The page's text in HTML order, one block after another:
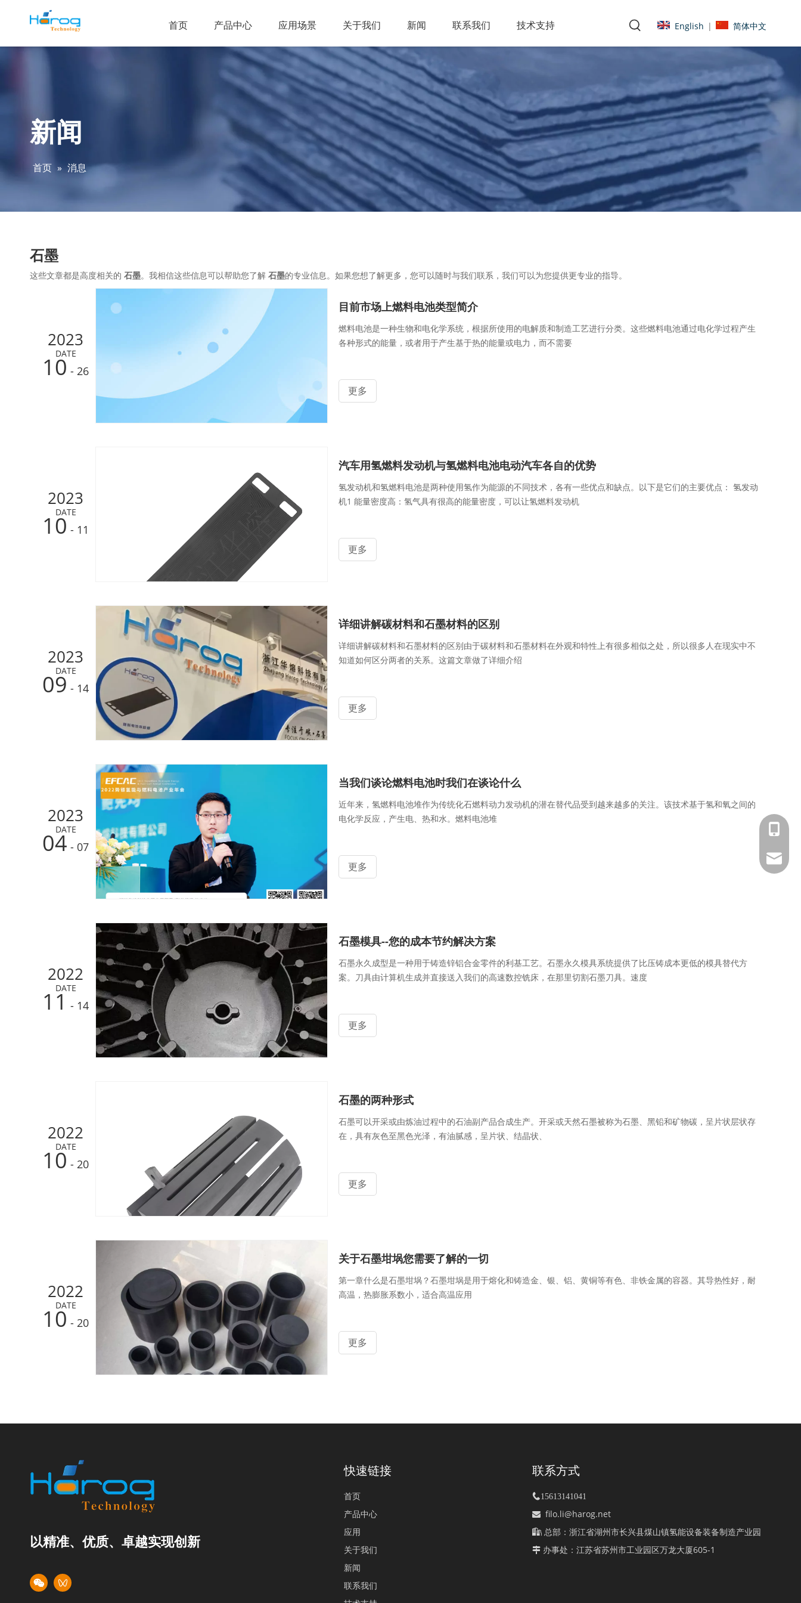
首页 产品中心 应用场景 关于我们 新闻 联系我们 技术支持 English | 简体中文
新闻
首页 » 消息
石墨
这些文章都是高度相关的 石墨。我相信这些信息可以帮助您了解 石墨的专业信息。如果您想了解更多，您可以随时与我们联系，我们可以为您提供更专业的指导。
2023
DATE
10 - 26
目前市场上燃料电池类型简介
燃料电池是一种生物和电化学系统，根据所使用的电解质和制造工艺进行分类。这些燃料电池通过电化学过程产生
各种形式的能量，或者用于产生基于热的能量或电力，而不需要
更多
2023
DATE
10 - 11
汽车用氢燃料发动机与氢燃料电池电动汽车各自的优势
氢发动机和氢燃料电池是两种使用氢作为能源的不同技术，各有一些优点和缺点。以下是它们的主要优点： 氢发动
机1 能量密度高：氢气具有很高的能量密度，可以让氢燃料发动机
更多
2023
DATE
09 - 14
详细讲解碳材料和石墨材料的区别
详细讲解碳材料和石墨材料的区别由于碳材料和石墨材料在外观和特性上有很多相似之处，所以很多人在现实中不
知道如何区分两者的关系。这篇文章做了详细介绍
更多
2023
DATE
04 - 07
当我们谈论燃料电池时我们在谈论什么
近年来，氢燃料电池堆作为传统化石燃料动力发动机的潜在替代品受到越来越多的关注。该技术基于氢和氧之间的
电化学反应，产生电、热和水。燃料电池堆
更多
2022
DATE
11 - 14
石墨模具--您的成本节约解决方案
石墨永久成型是一种用于铸造锌铝合金零件的利基工艺。石墨永久模具系统提供了比压铸成本更低的模具替代方
案。刀具由计算机生成并直接送入我们的高速数控铣床，在那里切割石墨刀具。速度
更多
2022
DATE
10 - 20
石墨的两种形式
石墨可以开采或由炼油过程中的石油副产品合成生产。开采或天然石墨被称为石墨、黑铅和矿物碳，呈片状层状存
在，具有灰色至黑色光泽，有油腻感，呈片状、结晶状、
更多
2022
DATE
10 - 20
关于石墨坩埚您需要了解的一切
第一章什么是石墨坩埚？石墨坩埚是用于熔化和铸造金、银、铝、黄铜等有色、非铁金属的容器。其导热性好，耐
高温，热膨胀系数小，适合高温应用
更多
以精准、优质、卓越实现创新
156
快速链接
首页
产品中心
应用
关于我们
新闻
联系我们
联系方式
15613141041
 filo.li@harog.net
总部：浙江省湖州市长兴县煤山镇氢能设备装备制造产业园
办事处：江苏省苏州市工业园区万龙大厦605-1